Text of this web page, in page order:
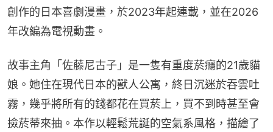
創作的日本喜劇漫畫，於2023年起連載，並在2026
年改編為電視動畫。
故事主角「佐藤尼古子」是一隻有重度菸癮的21歲貓
娘。她住在現代日本的獸人公寓，終日沉迷於吞雲吐
霧，幾乎將所有的錢都花在買菸上，買不到時甚至會
撿菸蒂來抽。本作以輕鬆荒誕的空氣系風格，描繪了